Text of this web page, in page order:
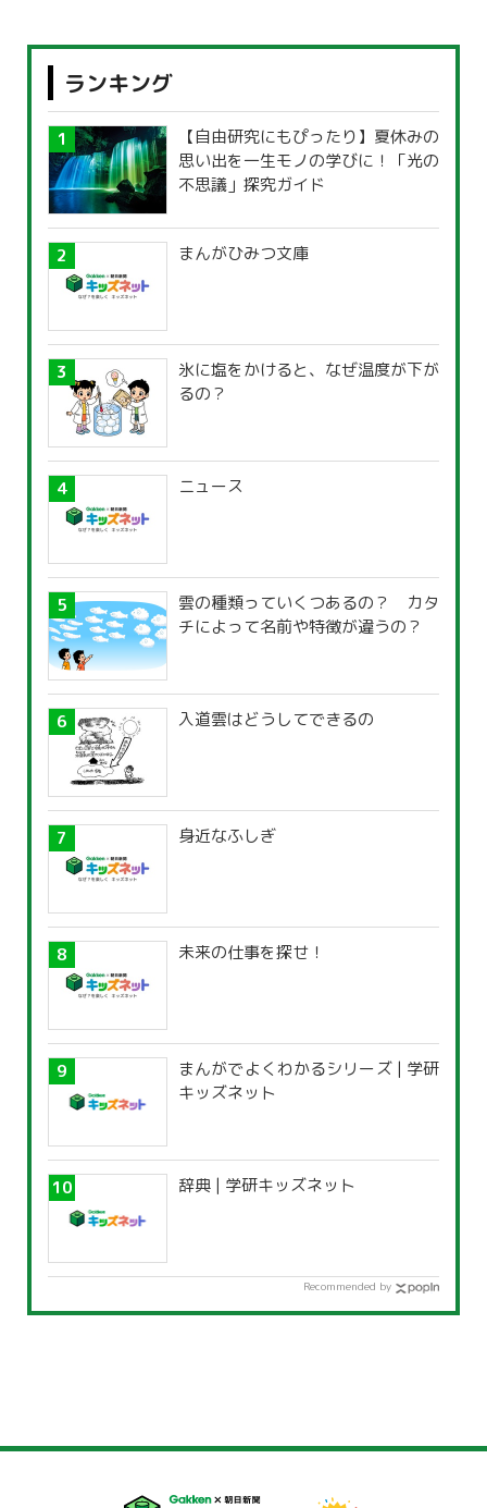
ランキング
【自由研究にもぴったり】夏休みの
思い出を一生モノの学びに！「光の
不思議」探究ガイド
まんがひみつ文庫
氷に塩をかけると、なぜ温度が下が
るの？
ニュース
雲の種類っていくつあるの？ カタ
チによって名前や特徴が違うの？
入道雲はどうしてできるの
身近なふしぎ
未来の仕事を探せ！
まんがでよくわかるシリーズ | 学研
キッズネット
辞典 | 学研キッズネット
Recommended by